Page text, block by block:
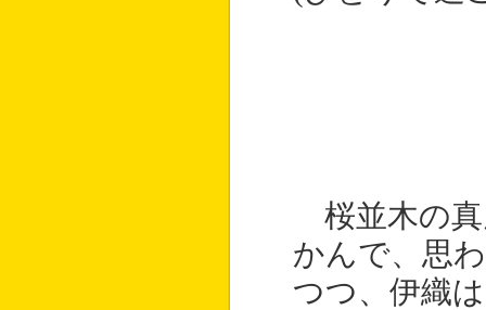
桜並木の真
かんで、思
つつ、伊織